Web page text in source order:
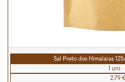
Sal Preto dos Himalaias
1 uni
2,79